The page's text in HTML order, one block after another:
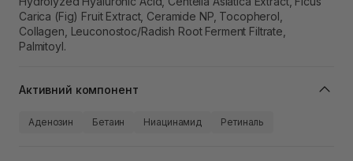
Carica (Fig) Fruit Extract, Ceramide NP, Tocopherol,
Collagen, Leuconostoc/Radish Root Ferment Filtrate,
Palmitoyl.
Активний компонент
Аденозин Бетаин Ниацинамид Ретиналь